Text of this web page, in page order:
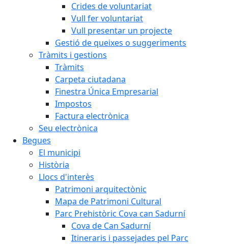
Crides de voluntariat
Vull fer voluntariat
Vull presentar un projecte
Gestió de queixes o suggeriments
Tràmits i gestions
Tràmits
Carpeta ciutadana
Finestra Única Empresarial
Impostos
Factura electrònica
Seu electrònica
Begues
El municipi
Història
Llocs d'interès
Patrimoni arquitectònic
Mapa de Patrimoni Cultural
Parc Prehistòric Cova can Sadurní
Cova de Can Sadurní
Itineraris i passejades pel Parc